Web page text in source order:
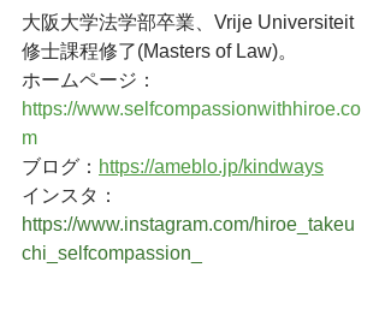
大阪大学法学部卒業、Vrije Universiteit
修士課程修了(Masters of Law)。
ホームページ：
https://www.selfcompassionwithhiroe.co
m
ブログ： https://ameblo.jp/kindways
インスタ：
https://www.instagram.com/hiroe_takeu
chi_selfcompassion_